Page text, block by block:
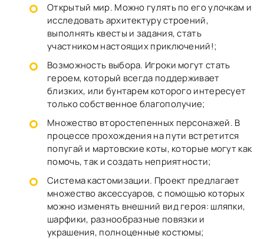
Открытый мир. Можно гулять по его улочкам и
исследовать архитектуру строений,
выполнять квесты и задания, стать
участником настоящих приключений!;
Возможность выбора. Игроки могут стать
героем, который всегда поддерживает
близких, или бунтарем которого интересует
только собственное благополучие;
Множество второстепенных персонажей. В
процессе прохождения на пути встретится
попугай и мартовские коты, которые могут как
помочь, так и создать неприятности;
Система кастомизации. Проект предлагает
множество аксессуаров, с помощью которых
можно изменять внешний вид героя: шляпки,
шарфики, разнообразные повязки и
украшения, полноценные костюмы;